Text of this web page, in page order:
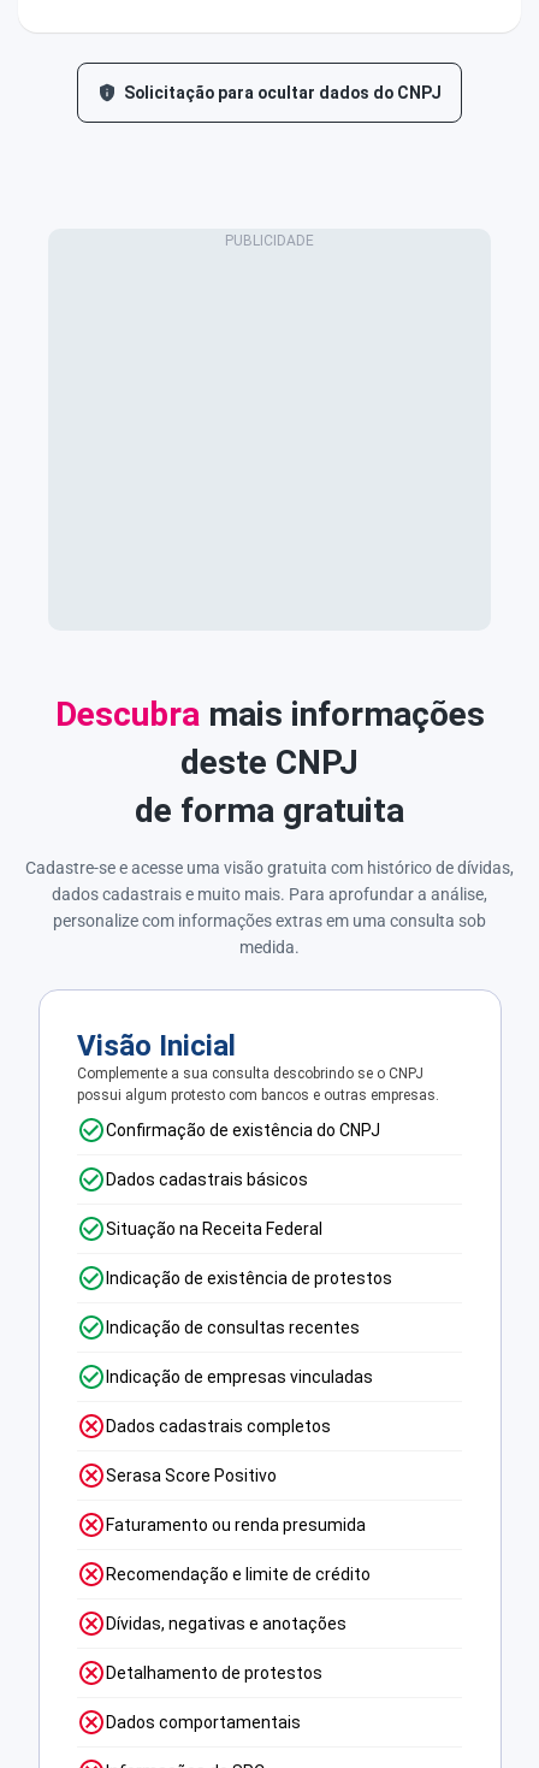
Solicitação para ocultar dados do CNPJ
Descubramais informações
deste CNPJ
de forma gratuita
Cadastre-se e acesse uma visão gratuita com histórico de dívidas,
dados cadastrais e muito mais. Para aprofundar a análise,
personalize com informações extras em uma consulta sob
medida.
Visão Inicial
Complemente a sua consulta descobrindo se o CNPJ
possui algum protesto com bancos e outras empresas.
Confirmação de existência do CNPJ
Dados cadastrais básicos
Situação na Receita Federal
Indicação de existência de protestos
Indicação de consultas recentes
Indicação de empresas vinculadas
Dados cadastrais completos
Serasa Score Positivo
Faturamento ou renda presumida
Recomendação e limite de crédito
Dívidas, negativas e anotações
Detalhamento de protestos
Dados comportamentais